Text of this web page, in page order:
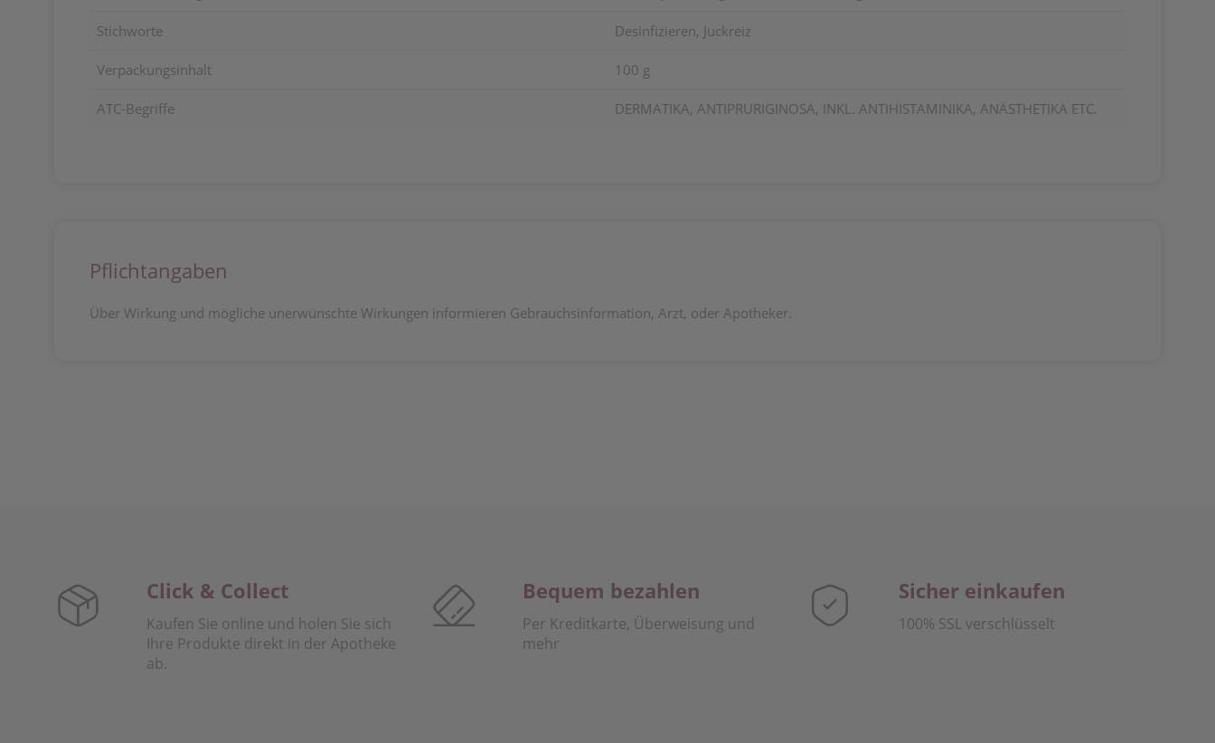
Stichworte Desinfizieren, Juckreiz
Verpackungsinhalt 100 g
ATC-Begriffe DERMATIKA, ANTIPRURIGINOSA, INKL. ANTIHISTAMINIKA, ANÄSTHETIKA ETC.
Pflichtangaben
Über Wirkung und mögliche unerwünschte Wirkungen informieren Gebrauchsinformation, Arzt, oder Apotheker.
Click & Collect
Kaufen Sie online und holen Sie sich
Ihre Produkte direkt in der Apotheke
ab.
Bequem bezahlen
Per Kreditkarte, Überweisung und
mehr
Sicher einkaufen
100% SSL verschlüsselt